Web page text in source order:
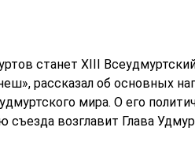
станет XIII
рассказал об основных
мира. О его
возглавит Глава